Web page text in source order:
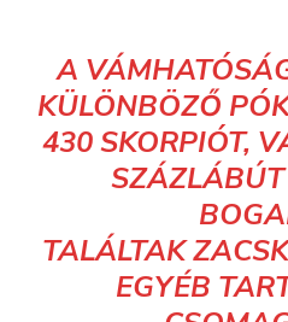
A
KÜLÖNBÖZŐ
430 SKORPIÓT,
SZÁZLÁBÚT
TALÁLTAK
EGYÉB